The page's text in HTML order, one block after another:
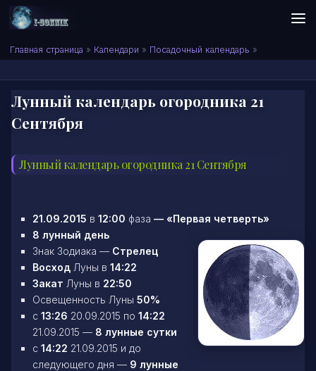
Skip to content
Сонник I-SONNIK.COM
Главная страница » Календари » Посадочный календарь »
Лунный календарь огородника 21
Сентября
Лунный календарь огородника 21 Сентября
21.09.2015 в 12:00 фаза — «Первая четверть»
8 лунный день
Знак Зодиака — Стрелец
Восход Луны в 14:22
Закат Луны в 22:50
Освещенность Луны 50%
c 13:26 20.09.2015 по 14:22
21.09.2015 — 8 лунные сутки
c 14:22 21.09.2015 и до
следующего дня — 9 лунные